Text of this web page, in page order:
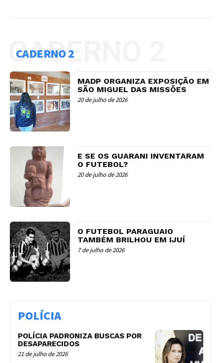
CADERNO 2
CADERNO 2
MADP ORGANIZA EXPOSIÇÃO EM
SÃO MIGUEL DAS MISSÕES
20 de julho de 2026
E SE OS GUARANI INVENTARAM
O FUTEBOL?
20 de julho de 2026
O FUTEBOL PARAGUAIO
TAMBÉM BRILHOU EM IJUÍ
7 de julho de 2026
POLÍCIA
POLÍCIA PADRONIZA BUSCAS POR
DESAPARECIDOS
21 de julho de 2026